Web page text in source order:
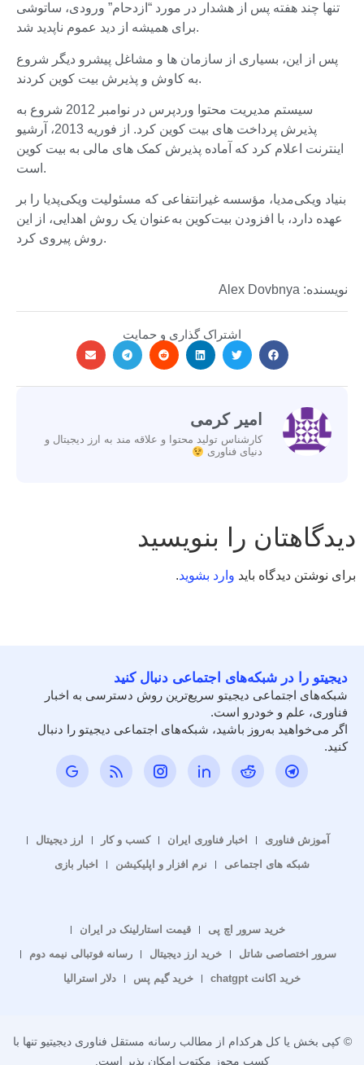
تنها چند هفته پس از هشدار در مورد “ازدحام” ورودی، ساتوشی
برای همیشه از دید عموم ناپدید شد.
پس از این، بسیاری از سازمان ها و مشاغل پیشرو دیگر شروع
به کاوش و پذیرش بیت کوین کردند.
سیستم مدیریت محتوا وردپرس در نوامبر 2012 شروع به
پذیرش پرداخت های بیت کوین کرد. از فوریه 2013، آرشیو
اینترنت اعلام کرد که آماده پذیرش کمک های مالی به بیت کوین
است.
بنیاد ویکی‌مدیا، مؤسسه غیرانتفاعی که مسئولیت ویکی‌پدیا را بر
عهده دارد، با افزودن بیت‌کوین به‌عنوان یک روش اهدایی، از این
روش پیروی کرد.
نویسنده: Alex Dovbnya
اشتراک گذاری و حمایت
امیر کرمی
کارشناس تولید محتوا و علاقه مند به ارز دیجیتال و
دنیای فناوری
دیدگاهتان را بنویسید
برای نوشتن دیدگاه باید وارد بشوید.
دیجیتو را در شبکه‌های اجتماعی دنبال کنید
شبکه‌های اجتماعی دیجیتو سریع‌ترین روش دسترسی به اخبار
فناوری، علم و خودرو است.
اگر می‌خواهید به‌روز باشید، شبکه‌های اجتماعی دیجیتو را دنبال
کنید.
آموزش فناوری اخبار فناوری ایران کسب و کار
ارز دیجیتال
شبکه های اجتماعی
نرم افزار و اپلیکیشن اخبار بازی
خرید سرور اچ پی
قیمت استارلینک در ایران
سرور اختصاصی شاتل
خرید ارز دیجیتال
رسانه فوتبالی نیمه دوم
خرید اکانت chatgpt
خرید گیم پس دلار استرالیا
© کپی بخش یا کل هرکدام از مطالب رسانه مستقل فناوری دیجیتیو تنها با
کسب مجوز مکتوب امکان پذیر است.